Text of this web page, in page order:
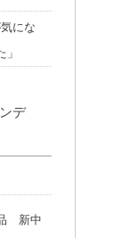
にな
デ
新中